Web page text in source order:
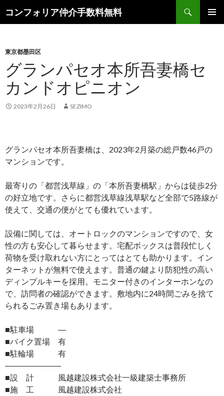
コンフォリア仲介手数料無料
索
ン
へ
ス
キ
ッ
東京都墨田区
グランパセオ本所吾妻橋セ
カンドオピニオン
2023年2月26日 SEZIMO
グランパセオ本所吾妻橋は、2023年2月築の総戸数46戸の
マンションです。
最寄りの「都営浅草線」の「本所吾妻橋駅」からは徒歩2分
の好立地です。さらに都営浅草線浅草駅など全部で5路線が
使えて、交通の便がとても優れています。
設備に関しては、オートロックのマンションですので、女
性の方も安心して暮らせます。宅配ボックスは普段忙しく
荷物を受け取れない方にとってはとても助かります。イン
ターネットが無料で使えます。普通の鍵より防犯性の高い
ディンプルキーを採用。モニター付きのインターホンなの
で、訪問者の確認ができます。敷地内に24時間ごみを捨て
られるごみ置き場もあります。
■駐車場 ―
■バイク置場 有
■駐輪場 有
―――――――
■設 計 風越建設株式会社一級建築士事務所
■施 工 風越建設株式会社